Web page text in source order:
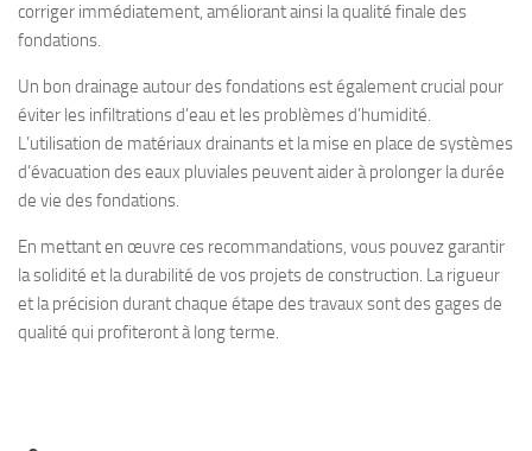
corriger immédiatement, améliorant ainsi la qualité finale des
fondations.
Un bon drainage autour des fondations est également crucial pour
éviter les infiltrations d’eau et les problèmes d’humidité.
L’utilisation de matériaux drainants et la mise en place de systèmes
d’évacuation des eaux pluviales peuvent aider à prolonger la durée
de vie des fondations.
En mettant en œuvre ces recommandations, vous pouvez garantir
la solidité et la durabilité de vos projets de construction. La rigueur
et la précision durant chaque étape des travaux sont des gages de
qualité qui profiteront à long terme.